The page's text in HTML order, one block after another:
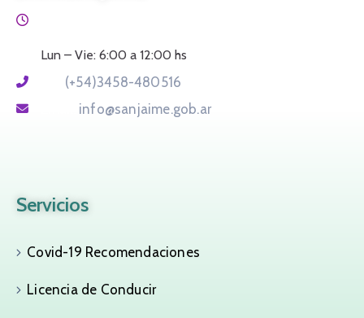
Lun – Vie: 6:00 a 12:00 hs
(+54)3458-480516
info@sanjaime.gob.ar
Servicios
Covid-19 Recomendaciones
Licencia de Conducir